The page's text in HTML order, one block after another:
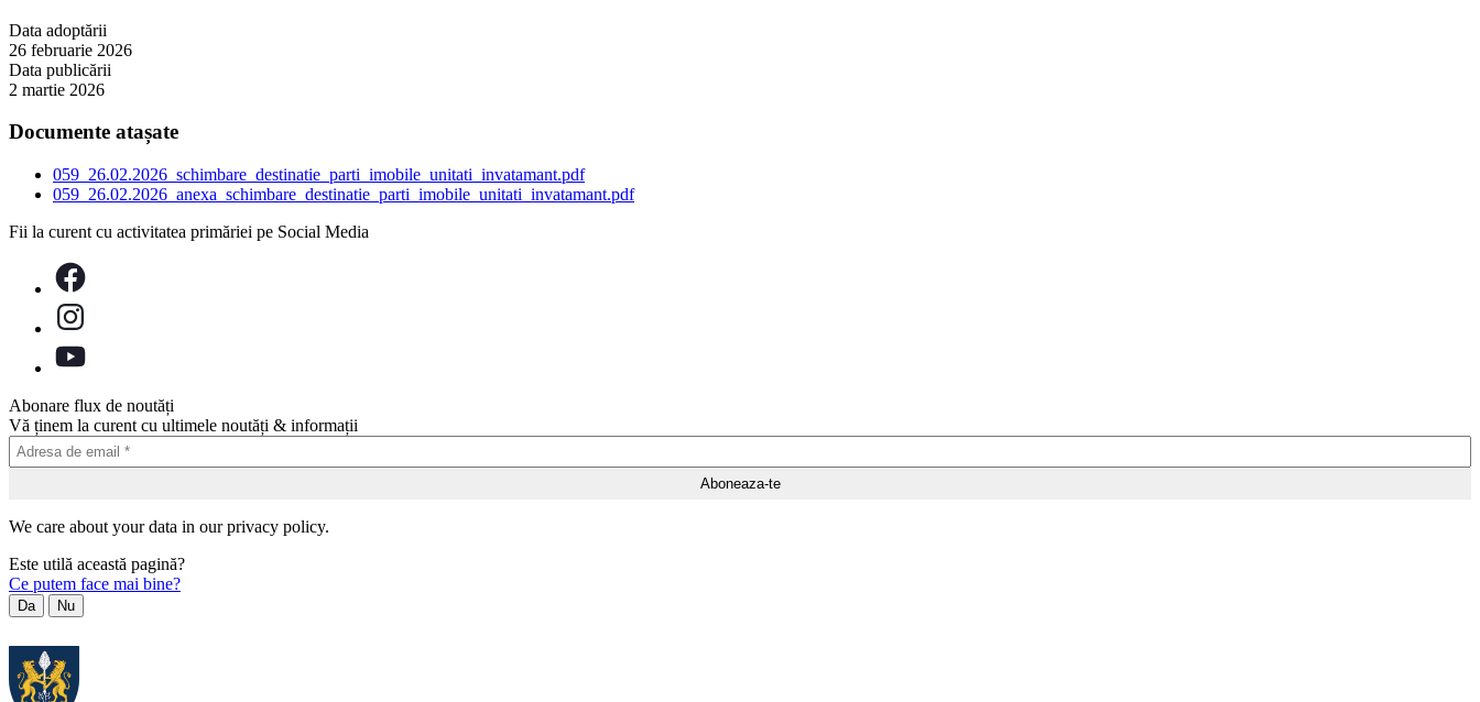
Data adoptării
26 februarie 2026
Data publicării
2 martie 2026
Documente atașate
059_26.02.2026_schimbare_destinatie_parti_imobile_unitati_invatamant.pdf
059_26.02.2026_anexa_schimbare_destinatie_parti_imobile_unitati_invatamant.pdf
Fii la curent cu activitatea primăriei pe Social Media
Abonare flux de noutăți
Vă ținem la curent cu ultimele noutăți & informații
We care about your data in our privacy policy.
Este utilă această pagină?
Ce putem face mai bine?
Da Nu